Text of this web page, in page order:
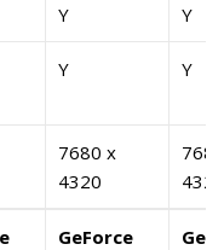
Y Y
Y Y
7680 x
4320
4320
GeForce